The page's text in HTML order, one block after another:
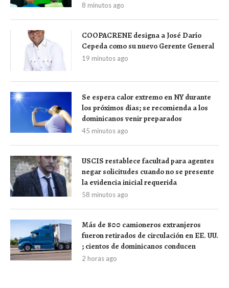
8 minutos ago
COOPACRENE designa a José Darío
Cepeda como su nuevo Gerente General
19 minutos ago
Se espera calor extremo en NY durante
los próximos días; se recomienda a los
dominicanos venir preparados
45 minutos ago
USCIS restablece facultad para agentes
negar solicitudes cuando no se presente
la evidencia inicial requerida
58 minutos ago
Más de 800 camioneros extranjeros
fueron retirados de circulación en EE. UU.
; cientos de dominicanos conducen
2 horas ago